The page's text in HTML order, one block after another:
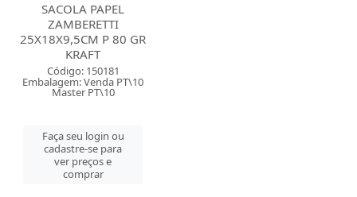
SACOLA PAPEL
ZAMBERETTI
25X18X9,5CM P 80 GR
KRAFT
Código: 150181
Embalagem: Venda PT\10
Master PT\10
Faça seu login ou
cadastre-se para
ver preços e
comprar